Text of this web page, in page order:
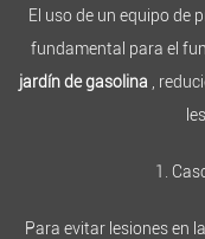
El uso de un equipo de
fundamental para el
jardín de gasolina
,
1.
Para evitar lesiones en